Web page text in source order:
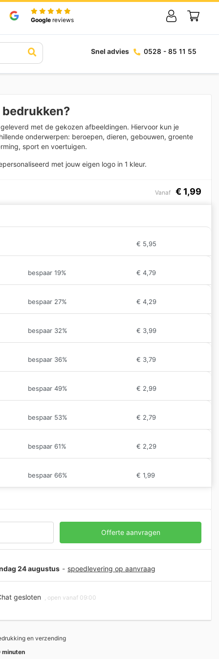
Google reviews
Snel advies 0528 - 85 11 55
met de gekozen afbeeldingen. Hiervoor kun je
onderwerpen: beroepen, dieren, gebouwen, groente
sport en voertuigen.
met jouw eigen logo in 1 kleur.
Vanaf € 1,99
€ 5,95
bespaar 19% € 4,79
bespaar 27% € 4,29
bespaar 32% € 3,99
bespaar 36% € 3,79
bespaar 49% € 2,99
bespaar 53% € 2,79
bespaar 61% € 2,29
bespaar 66% € 1,99
Offerte aanvragen
24 augustus - spoedlevering op aanvraag
gesloten , open vanaf 09:00
en verzending
minuten